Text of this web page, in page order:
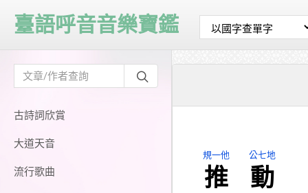
古詩詞欣賞
大道天音
流行歌曲
臺語呼音音樂寶鑑
規一他
推
公七地
動